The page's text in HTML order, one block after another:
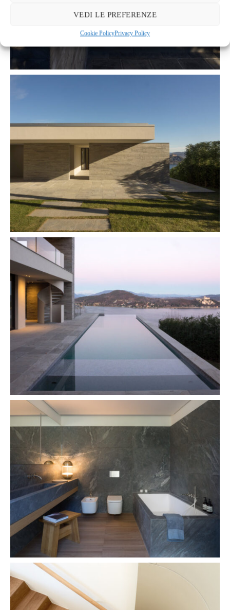
VEDI LE PREFERENZE
Cookie PolicyPrivacy Policy